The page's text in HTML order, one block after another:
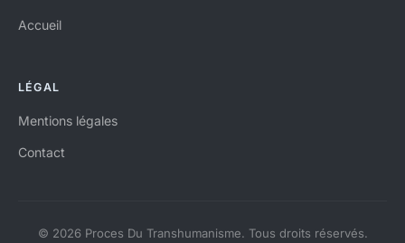
Accueil
LÉGAL
Mentions légales
Contact
© 2026 Proces Du Transhumanisme. Tous droits réservés.